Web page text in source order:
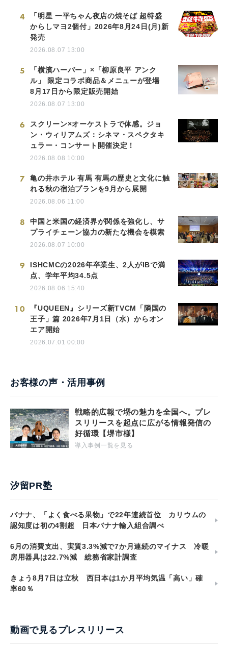
4
「明星 一平ちゃん夜店の焼そば 超特盛
からしマヨ2個付」2026年8月24日(月)新
発売
2026.08.07 13:00
5
「横濱ハーバー」×「柳原良平 アンク
ル」 限定コラボ商品＆メニューが登場
8月17日から限定販売開始
2026.08.07 13:00
6
スクリーン×オーケストラで体感。ジョ
ン・ウィリアムズ：シネマ・スペクタキ
ュラー・コンサート開催決定！
2026.08.08 10:00
7
亀の井ホテル 有馬 有馬の歴史と文化に触
れる秋の宿泊プランを9月から展開
2026.08.06 11:00
8
中国と米国の経済界が関係を強化し、サ
プライチェーン協力の新たな機会を模索
2026.08.07 10:00
9
ISHCMCの2026年卒業生、2人がIBで満
点、学年平均34.5点
2026.08.06 15:40
10
『UQUEEN』シリーズ新TVCM「隣国の
王子」篇 2026年7月1日（水）からオン
エア開始
2026.07.01 00:00
お客様の声・活用事例
戦略的広報で堺の魅力を全国へ。プレ
スリリースを起点に広がる情報発信の
好循環【堺市様】
導入事例一覧を見る
汐留PR塾
バナナ、「よく食べる果物」で22年連続首位 カリウムの
認知度は初の4割超 日本バナナ輸入組合調べ
6月の消費支出、実質3.3%減で7か月連続のマイナス 冷暖
房用器具は22.7%減 総務省家計調査
きょう8月7日は立秋 西日本は1か月平均気温「高い」確
率60％
動画で見るプレスリリース